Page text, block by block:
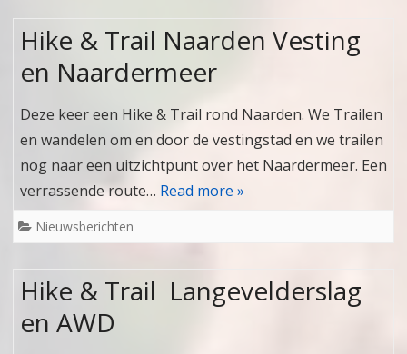
Hike & Trail Naarden Vesting
en Naardermeer
Deze keer een Hike & Trail rond Naarden. We Trailen
en wandelen om en door de vestingstad en we trailen
nog naar een uitzichtpunt over het Naardermeer. Een
verrassende route… Read more »
Nieuwsberichten
Hike & Trail Langevelderslag
en AWD